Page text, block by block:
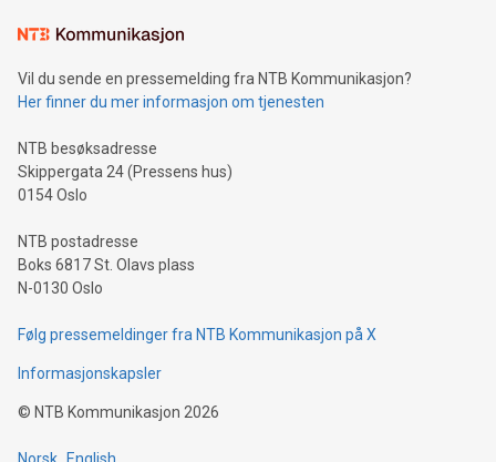
Vil du sende en pressemelding fra NTB Kommunikasjon?
Her finner du mer informasjon om tjenesten
NTB besøksadresse
Skippergata 24 (Pressens hus)
0154 Oslo
NTB postadresse
Boks 6817 St. Olavs plass
N-0130 Oslo
Følg pressemeldinger fra NTB Kommunikasjon på X
Informasjonskapsler
© NTB Kommunikasjon 2026